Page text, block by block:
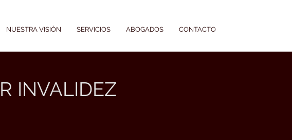
NUESTRA VISIÓN SERVICIOS ABOGADOS CONTACTO
INVALIDEZ